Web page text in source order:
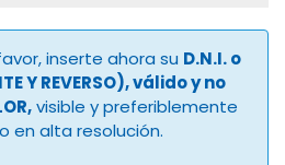
inserte ahora su D.N.I. o
Y REVERSO), válido y no
visible y preferiblemente
en alta resolución.